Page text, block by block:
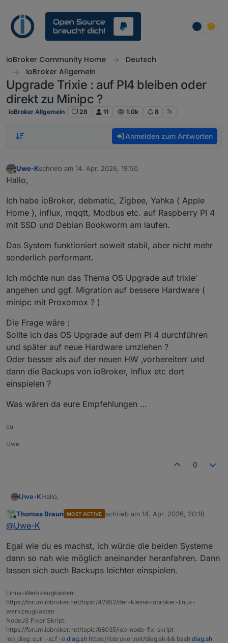
ioBroker Community Home
Deutsch
ioBroker Allgemein
Upgrade Trixie : auf PI4 bleiben oder
direkt zu Minipc ?
ioBroker Allgemein 28 11 1.0k 8
Anmelden zum Antworten
Offline
Uwe-Kschrieb am 14. Apr. 2026, 19:50
zuletzt editiert von
Hallo,
Ich habe ioBroker, debmatic, Zigbee, Yahka ( Apple
Home ), influx, mqqtt, Modbus etc. auf Raspberry PI 4
mit SSD und Debian Bookworm am laufen.
Das System funktioniert soweit stabil, aber nicht mehr
sonderlich performant.
Ich möchte nun das Thema OS Upgrade auf trixie‘
angehen und ggf. Migration auf bessere Hardware (
minipc mit Proxomox ? )
Die Frage wäre :
Sollte ich das OS Upgrade auf dem PI 4 durchführen
und später auf neue Hardware umziehen ?
Oder besser als auf der neuen HW ‚vorbereiten‘ und
dann die Backups von ioBroker, Influx etc dort
einspielen ?
Was wären da eure Empfehlungen …
cu
Uwe
0
Uwe-KHallo,
Ich habe ioBroker, debmatic, Zigbee, Yahka ( Apple
sonderlich performant.
Ich möchte nun das Thema OS Upgrade auf trixie‘
angehen und ggf. Migration auf bessere Hardware (
minipc mit Proxomox ? )
Die Frage wäre :
und später auf neue Hardware umziehen ?
Oder besser als auf der neuen HW ‚vorbereiten‘ und
dann die Backups von ioBroker, Influx etc dort
einspielen ?
Was wären da eure Empfehlungen …
Online
Thomas Braun MOST ACTIVE schrieb am 14. Apr. 2026, 20:18
zuletzt editiert von
@Uwe-K
Egal wie du es machst, ich würde die beiden Systeme
dann so nah wie möglich aneinander heranfahren. Dann
lassen sich auch Backups leichter einspielen.
Linux-Werkzeugkasten:
https://forum.iobroker.net/topic/42952/der-kleine-iobroker-linux-
werkzeugkasten
NodeJS Fixer Skript:
https://forum.iobroker.net/topic/68035/iob-node-fix-skript
iob_diag: curl -sLf -o diag.sh https://iobroker.net/diag.sh && bash diag.sh